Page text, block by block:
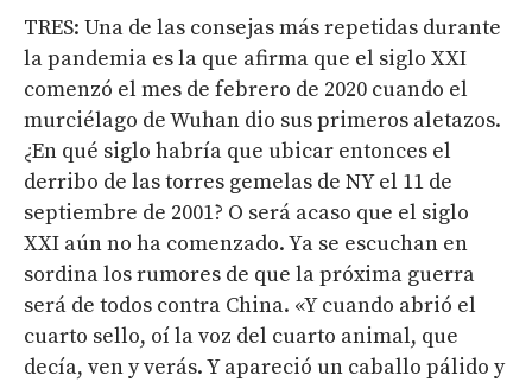
TRES: Una de las consejas más repetidas durante
la pandemia es la que afirma que el siglo XXI
comenzó el mes de febrero de 2020 cuando el
murciélago de Wuhan dio sus primeros aletazos.
¿En qué siglo habría que ubicar entonces el
derribo de las torres gemelas de NY el 11 de
septiembre de 2001? O será acaso que el siglo
XXI aún no ha comenzado. Ya se escuchan en
sordina los rumores de que la próxima guerra
será de todos contra China. «Y cuando abrió el
cuarto sello, oí la voz del cuarto animal, que
decía, ven y verás. Y apareció un caballo pálido y